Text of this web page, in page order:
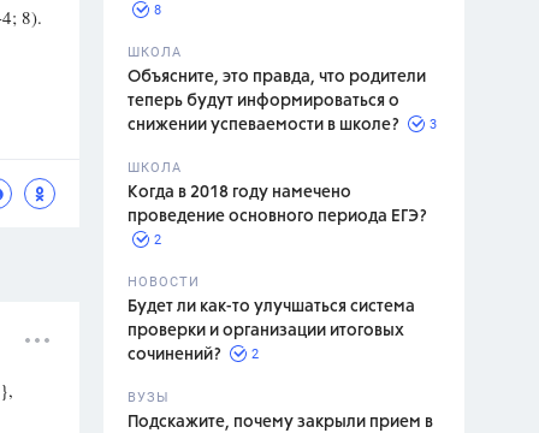
8
ШКОЛА
Объясните, это правда, что родители
теперь будут информироваться о
снижении успеваемости в школе?
3
ШКОЛА
Когда в 2018 году намечено
проведение основного периода ЕГЭ?
2
НОВОСТИ
Будет ли как-то улучшаться система
проверки и организации итоговых
сочинений?
2
ВУЗЫ
Подскажите, почему закрыли прием в
8).